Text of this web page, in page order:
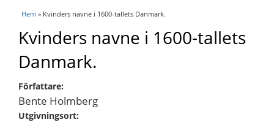
Du är här
Hem » Kvinders navne i 1600-tallets Danmark.
Kvinders navne i 1600-tallets
Danmark.
Författare:
Bente Holmberg
Utgivningsort: